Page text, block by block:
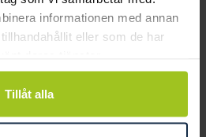
informationen med annan
eller som de har
Tillåt allaCoeur De Lion
GeoCUBE Earrings blue-